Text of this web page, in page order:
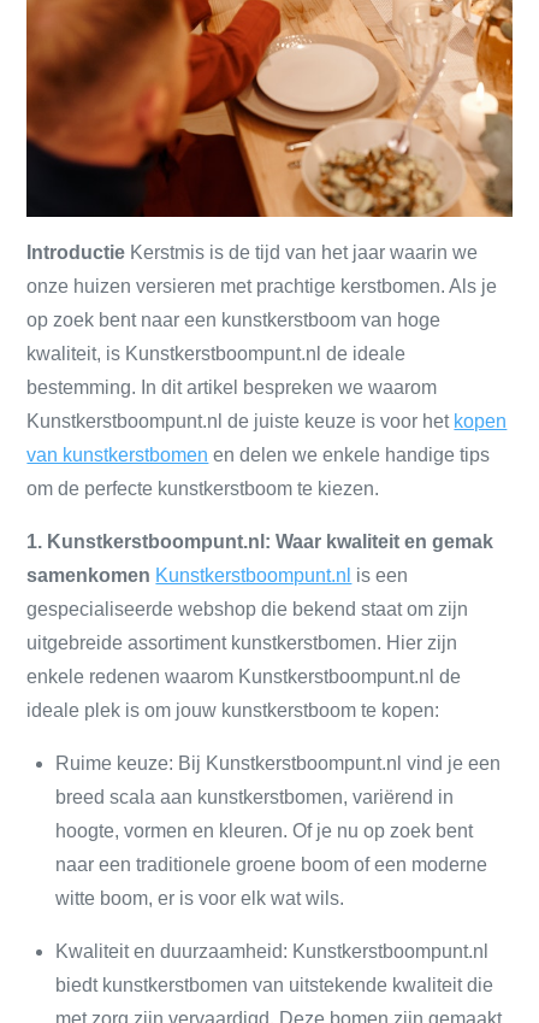
Introductie Kerstmis is de tijd van het jaar waarin we
onze huizen versieren met prachtige kerstbomen. Als je
op zoek bent naar een kunstkerstboom van hoge
kwaliteit, is Kunstkerstboompunt.nl de ideale
bestemming. In dit artikel bespreken we waarom
Kunstkerstboompunt.nl de juiste keuze is voor het kopen
van kunstkerstbomen en delen we enkele handige tips
om de perfecte kunstkerstboom te kiezen.
1. Kunstkerstboompunt.nl: Waar kwaliteit en gemak
samenkomen Kunstkerstboompunt.nl is een
gespecialiseerde webshop die bekend staat om zijn
uitgebreide assortiment kunstkerstbomen. Hier zijn
enkele redenen waarom Kunstkerstboompunt.nl de
ideale plek is om jouw kunstkerstboom te kopen:
Ruime keuze: Bij Kunstkerstboompunt.nl vind je een
breed scala aan kunstkerstbomen, variërend in
hoogte, vormen en kleuren. Of je nu op zoek bent
naar een traditionele groene boom of een moderne
witte boom, er is voor elk wat wils.
Kwaliteit en duurzaamheid: Kunstkerstboompunt.nl
biedt kunstkerstbomen van uitstekende kwaliteit die
met zorg zijn vervaardigd. Deze bomen zijn gemaakt